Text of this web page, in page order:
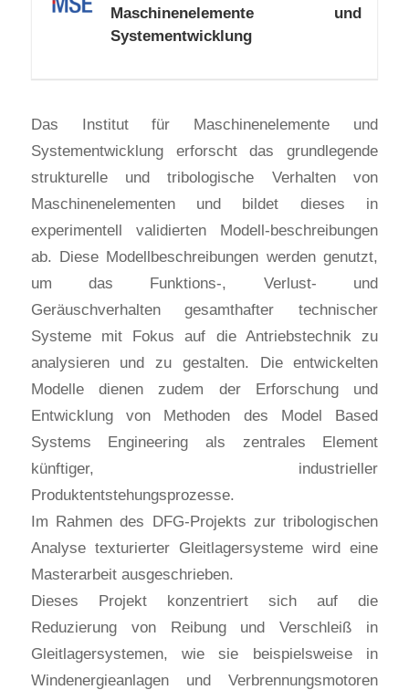
Maschinenelemente und
Systementwicklung
Das Institut für Maschinenelemente und
Systementwicklung erforscht das grundlegende
strukturelle und tribologische Verhalten von
Maschinenelementen und bildet dieses in
experimentell validierten Modell-beschreibungen
ab. Diese Modellbeschreibungen werden genutzt,
um das Funktions-, Verlust- und
Geräuschverhalten gesamthafter technischer
Systeme mit Fokus auf die Antriebstechnik zu
analysieren und zu gestalten. Die entwickelten
Modelle dienen zudem der Erforschung und
Entwicklung von Methoden des Model Based
Systems Engineering als zentrales Element
künftiger, industrieller
Produktentstehungsprozesse.
Im Rahmen des DFG-Projekts zur tribologischen
Analyse texturierter Gleitlagersysteme wird eine
Masterarbeit ausgeschrieben.
Dieses Projekt konzentriert sich auf die
Reduzierung von Reibung und Verschleiß in
Gleitlagersystemen, wie sie beispielsweise in
Windenergieanlagen und Verbrennungsmotoren